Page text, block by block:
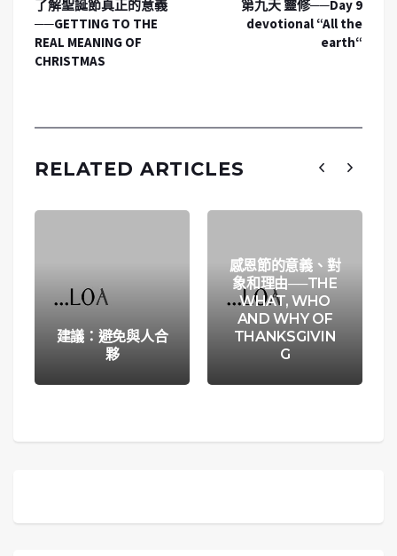
了解聖誕節真正的意義
──GETTING TO THE
REAL MEANING OF
CHRISTMAS
第九天 靈修──Day 9
devotional “All the
earth“
RELATED ARTICLES
建議：避免與人合
夥
感恩節的意義、對
象和理由──THE
WHAT, WHO
AND WHY OF
THANKSGIVIN
G